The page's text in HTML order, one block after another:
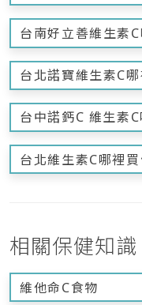
台南好立善維生素
台北諾寶維生素C哪
台中諾鈣C 維生素
台北維生素C哪裡買
相關保健知識
維他命C食物